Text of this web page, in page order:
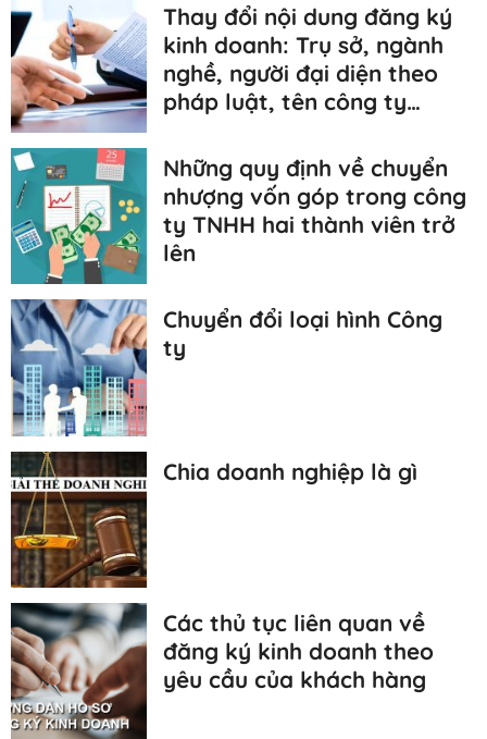
Thay đổi nội dung đăng ký
kinh doanh: Trụ sở, ngành
nghề, người đại diện theo
pháp luật, tên công ty…
Những quy định về chuyển
nhượng vốn góp trong công
ty TNHH hai thành viên trở
lên
Chuyển đổi loại hình Công
ty
Chia doanh nghiệp là gì
Các thủ tục liên quan về
đăng ký kinh doanh theo
yêu cầu của khách hàng